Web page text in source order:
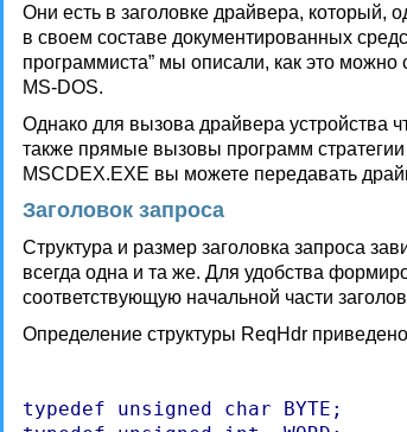
Они есть в заголовке драйвера, который,
в своем составе документированных
программиста” мы описали, как это
MS-DOS.
Однако для вызова драйвера устройства
также прямые вызовы программ
MSCDEX.EXE вы можете передавать
Заголовок запроса
Структура и размер заголовка запроса
всегда одна и та же. Для удобства
соответствующую начальной части
Определение структуры ReqHdr
typedef unsigned char BYTE;